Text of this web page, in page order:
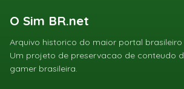
O Sim BR.net
Arquivo historico do maior portal brasileiro
Um projeto de preservacao de conteudo
gamer brasileira.